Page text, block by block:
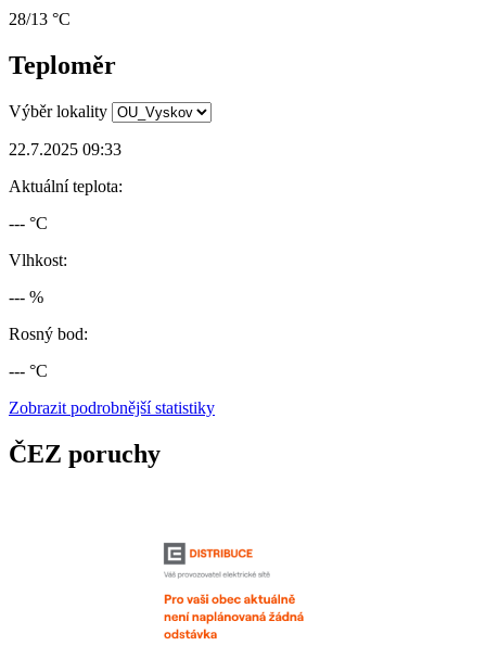
28/13 °C
Teploměr
Výběr lokality
22.7.2025 09:33
Aktuální teplota:
--- °C
Vlhkost:
--- %
Rosný bod:
--- °C
Zobrazit podrobnější statistiky
ČEZ poruchy